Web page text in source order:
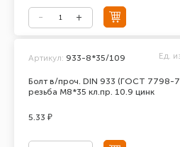
Болт в/проч. DIN 933 (ГОСТ 7798-
резьба М8*35 кл.пр. 10.9 цинк
Артикул: 933-8*35/109 Ед.
5.33 ₽